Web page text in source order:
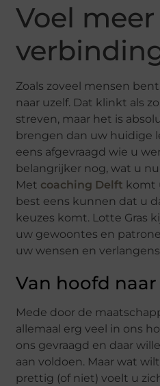
Voel meer
Zoals zoveel mensen
naar uzelf. Dat klinkt als
streven, maar het is
brengen dan uw huidige
eens afgevraagd wie u
belangrijker nog, wat u
Met coaching Delft komt
best eens kunnen dat u
keuzes komt. Lotte Gras
uw gewoontes en
uw wensen en
Van hoofd
Mede door de
allemaal erg veel in ons
ons gevraagd en daar
aan voldoen. Maar wat
prettig (of niet) voelt u